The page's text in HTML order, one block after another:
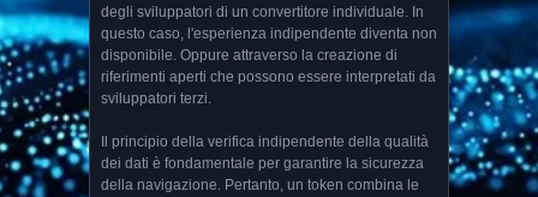
degli sviluppatori di un convertitore individuale. In
questo caso, l'esperienza indipendente diventa non
disponibile. Oppure attraverso la creazione di
riferimenti aperti che possono essere interpretati da
sviluppatori terzi.
Il principio della verifica indipendente della qualità
dei dati è fondamentale per garantire la sicurezza
della navigazione. Pertanto, un token combina le